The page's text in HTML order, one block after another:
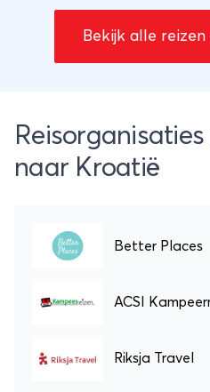
verbazen!
Bekijk alle
naar Kroatië
Better Places
ACSI
Riksja Travel